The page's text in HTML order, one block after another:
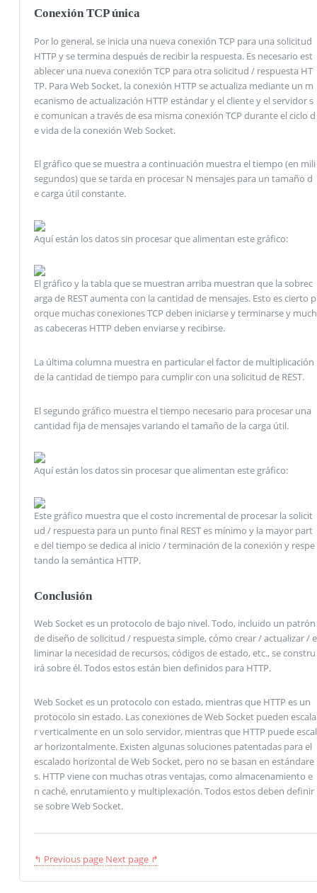
Conexión TCP única
Por lo general, se inicia una nueva conexión TCP para una solicitud
HTTP y se termina después de recibir la respuesta. Es necesario est
ablecer una nueva conexión TCP para otra solicitud / respuesta HT
TP. Para Web Socket, la conexión HTTP se actualiza mediante un m
ecanismo de actualización HTTP estándar y el cliente y el servidor s
e comunican a través de esa misma conexión TCP durante el ciclo d
e vida de la conexión Web Socket.
El gráfico que se muestra a continuación muestra el tiempo (en mili
segundos) que se tarda en procesar N mensajes para un tamaño d
e carga útil constante.
Aquí están los datos sin procesar que alimentan este gráfico:
El gráfico y la tabla que se muestran arriba muestran que la sobrec
arga de REST aumenta con la cantidad de mensajes. Esto es cierto p
orque muchas conexiones TCP deben iniciarse y terminarse y much
as cabeceras HTTP deben enviarse y recibirse.
La última columna muestra en particular el factor de multiplicación
de la cantidad de tiempo para cumplir con una solicitud de REST.
El segundo gráfico muestra el tiempo necesario para procesar una
cantidad fija de mensajes variando el tamaño de la carga útil.
Aquí están los datos sin procesar que alimentan este gráfico:
Este gráfico muestra que el costo incremental de procesar la solicit
ud / respuesta para un punto final REST es mínimo y la mayor part
e del tiempo se dedica al inicio / terminación de la conexión y respe
tando la semántica HTTP.
Conclusión
Web Socket es un protocolo de bajo nivel. Todo, incluido un patrón
de diseño de solicitud / respuesta simple, cómo crear / actualizar / e
liminar la necesidad de recursos, códigos de estado, etc., se constru
irá sobre él. Todos estos están bien definidos para HTTP.
Web Socket es un protocolo con estado, mientras que HTTP es un
protocolo sin estado. Las conexiones de Web Socket pueden escala
r verticalmente en un solo servidor, mientras que HTTP puede escal
ar horizontalmente. Existen algunas soluciones patentadas para el
escalado horizontal de Web Socket, pero no se basan en estándare
s. HTTP viene con muchas otras ventajas, como almacenamiento e
n caché, enrutamiento y multiplexación. Todos estos deben definir
se sobre Web Socket.
↰ Previous page Next page ↱